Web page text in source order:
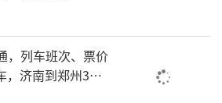
，列车班次、票价
，济南到郑州3小